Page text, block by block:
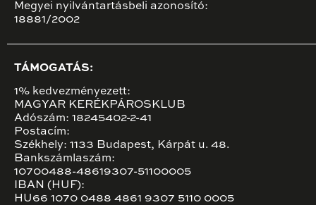
Megyei nyilvántartásbeli azonosító:
18881/2002
TÁMOGATÁS:
1% kedvezményezett:
MAGYAR KERÉKPÁROSKLUB
Adószám: 18245402-2-41
Postacím:
Székhely: 1133 Budapest, Kárpát u. 48.
Bankszámlaszám:
10700488-48619307-51100005
IBAN (HUF):
HU66 1070 0488 4861 9307 5110 0005